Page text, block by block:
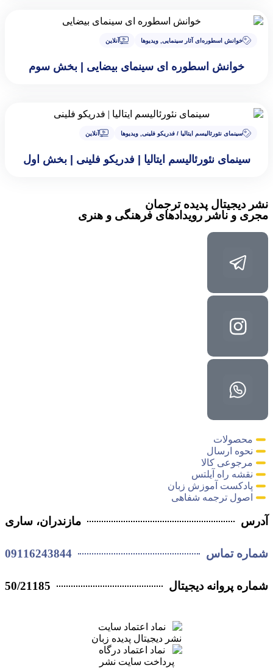
خوانش اسطوره‌ای آثار سینمایی ,ویدیوها آنلاین
خوانش اسطوره ای سینمای بیضایی | بخش سوم
سینمای نئورئالیسم ایتالیا / فدریکو فلینی ,ویدیوها آنلاین
سینمای نئورئالیسم ایتالیا | فدریکو فلینی | بخش اول
نشر دیجیتال پدیده ترجمان
مجری و ناشر رویدادهای فرهنگی و هنری
محصولات
نحوه ارسال
مرجوعی کالا
نقشه راه آیلتس
پادکست آموزش زبان
اصول ترجمه شفاهی
آدرس مازندران، ساری
شماره تماس 09116243844
شماره پروانه دیجیتال 50/21185